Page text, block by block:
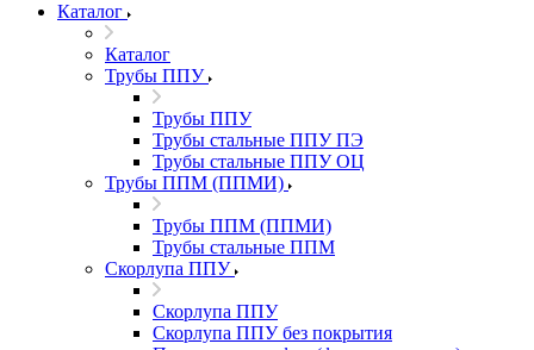
Каталог
Каталог
Трубы ППУ
Трубы ППУ
Трубы стальные ППУ ПЭ
Трубы стальные ППУ ОЦ
Трубы ППМ (ППМИ)
Трубы ППМ (ППМИ)
Трубы стальные ППМ
Скорлупа ППУ
Скорлупа ППУ
Скорлупа ППУ без покрытия